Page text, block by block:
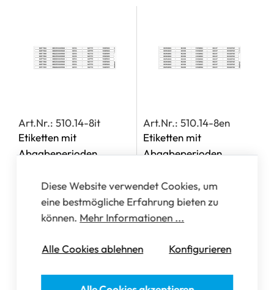
Art.Nr.: 510.14-8it
Etiketten mit
Abgabeperioden,
Art.Nr.: 510.14-8en
Etiketten mit
Abgabeperioden,
Diese Website verwendet Cookies, um
eine bestmögliche Erfahrung bieten zu
können. Mehr Informationen ...
Alle Cookies ablehnen Konfigurieren